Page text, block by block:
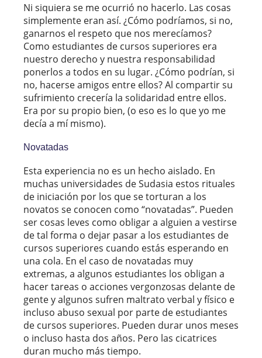
Ni siquiera se me ocurrió no hacerlo. Las cosas
simplemente eran así. ¿Cómo podríamos, si no,
ganarnos el respeto que nos merecíamos?
Como estudiantes de cursos superiores era
nuestro derecho y nuestra responsabilidad
ponerlos a todos en su lugar. ¿Cómo podrían, si
no, hacerse amigos entre ellos? Al compartir su
sufrimiento crecería la solidaridad entre ellos.
Era por su propio bien, (o eso es lo que yo me
decía a mí mismo).
Novatadas
Esta experiencia no es un hecho aislado. En
muchas universidades de Sudasia estos rituales
de iniciación por los que se torturan a los
novatos se conocen como “novatadas”. Pueden
ser cosas leves como obligar a alguien a vestirse
de tal forma o dejar pasar a los estudiantes de
cursos superiores cuando estás esperando en
una cola. En el caso de novatadas muy
extremas, a algunos estudiantes los obligan a
hacer tareas o acciones vergonzosas delante de
gente y algunos sufren maltrato verbal y físico e
incluso abuso sexual por parte de estudiantes
de cursos superiores. Pueden durar unos meses
o incluso hasta dos años. Pero las cicatrices
duran mucho más tiempo.